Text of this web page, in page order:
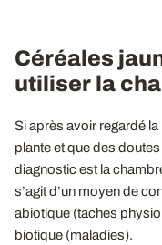
Céréales
utiliser la
Si après avoir regardé
plante et que des
diagnostic est la
s’agit d’un moyen de
abiotique (taches
biotique (maladies).